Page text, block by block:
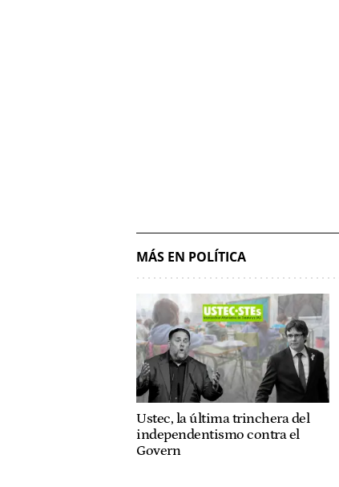
MÁS EN POLÍTICA
Ustec, la última trinchera del
independentismo contra el
Govern